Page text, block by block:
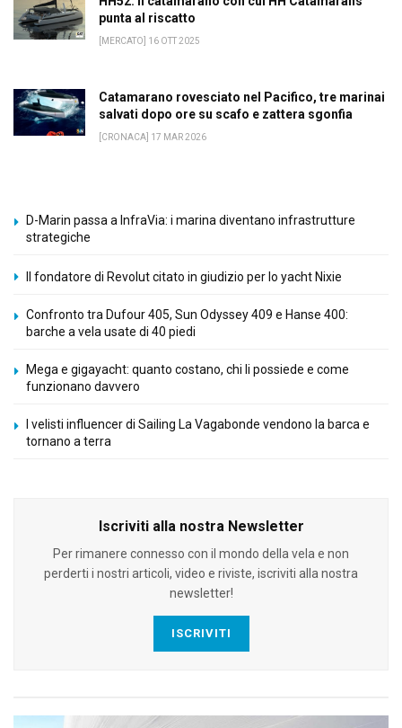
punta al riscatto
[MERCATO] 16 OTT 2025
Catamarano rovesciato nel Pacifico, tre marinai
salvati dopo ore su scafo e zattera sgonfia
[CRONACA] 17 MAR 2026
D-Marin passa a InfraVia: i marina diventano infrastrutture
strategiche
Il fondatore di Revolut citato in giudizio per lo yacht Nixie
Confronto tra Dufour 405, Sun Odyssey 409 e Hanse 400:
barche a vela usate di 40 piedi
Mega e gigayacht: quanto costano, chi li possiede e come
funzionano davvero
I velisti influencer di Sailing La Vagabonde vendono la barca e
tornano a terra
Iscriviti alla nostra Newsletter
Per rimanere connesso con il mondo della vela e non
perderti i nostri articoli, video e riviste, iscriviti alla nostra
newsletter!
ISCRIVITI